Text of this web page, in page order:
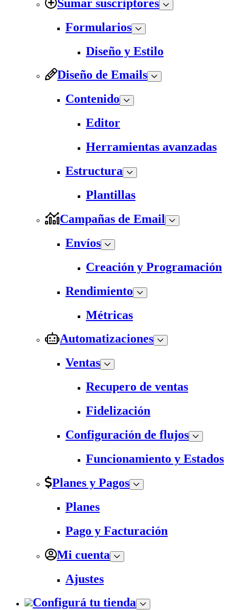
Sumar suscriptores
Formularios
Diseño y Estilo
Diseño de Emails
Contenido
Editor
Herramientas avanzadas
Estructura
Plantillas
Campañas de Email
Envíos
Creación y Programación
Rendimiento
Métricas
Automatizaciones
Ventas
Recupero de ventas
Fidelización
Configuración de flujos
Funcionamiento y Estados
Planes y Pagos
Planes
Pago y Facturación
Mi cuenta
Ajustes
Configurá tu tienda